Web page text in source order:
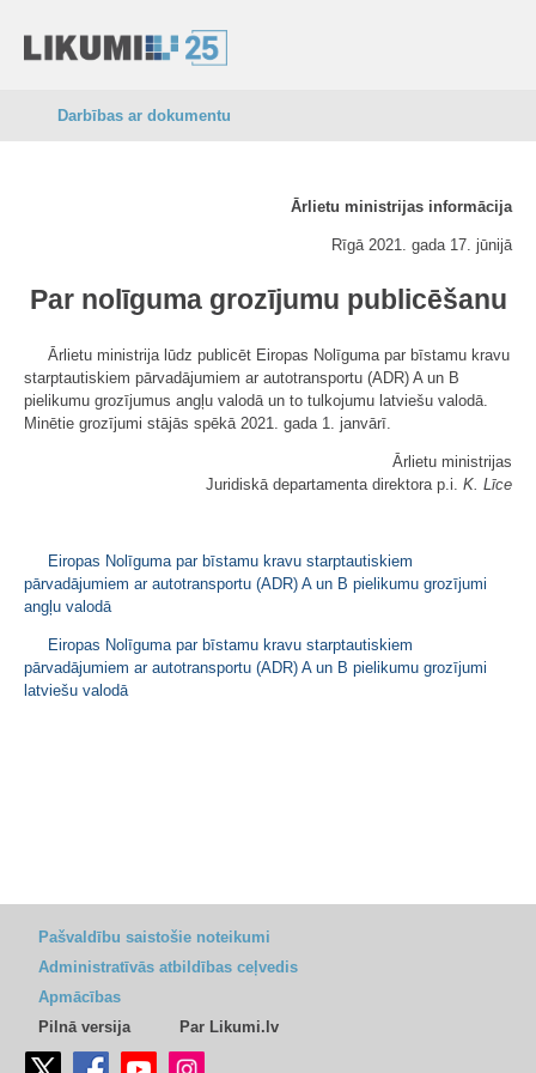
Darbības ar dokumentu
Ārlietu ministrijas informācija
Rīgā 2021. gada 17. jūnijā
Par nolīguma grozījumu publicēšanu
Ārlietu ministrija lūdz publicēt Eiropas Nolīguma par bīstamu kravu
starptautiskiem pārvadājumiem ar autotransportu (ADR) A un B
pielikumu grozījumus angļu valodā un to tulkojumu latviešu valodā.
Minētie grozījumi stājās spēkā 2021. gada 1. janvārī.
Ārlietu ministrijas
Juridiskā departamenta direktora p.i. K. Līce
Eiropas Nolīguma par bīstamu kravu starptautiskiem
pārvadājumiem ar autotransportu (ADR) A un B pielikumu grozījumi
angļu valodā
Eiropas Nolīguma par bīstamu kravu starptautiskiem
pārvadājumiem ar autotransportu (ADR) A un B pielikumu grozījumi
latviešu valodā
Pašvaldību saistošie noteikumi
Administratīvās atbildības ceļvedis
Apmācības
Pilnā versija
Par Likumi.lv